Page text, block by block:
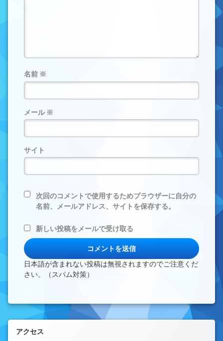
名前 ※
メール ※
サイト
次回のコメントで使用するためブラウザーに自分の
名前、メールアドレス、サイトを保存する。
新しい投稿をメールで受け取る
日本語が含まれない投稿は無視されますのでご注意くだ
さい。（スパム対策）
左サイドバー
アクセス